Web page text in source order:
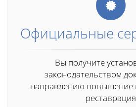
Официальные
Вы получите
законодательством
направлению повышение
реставрация